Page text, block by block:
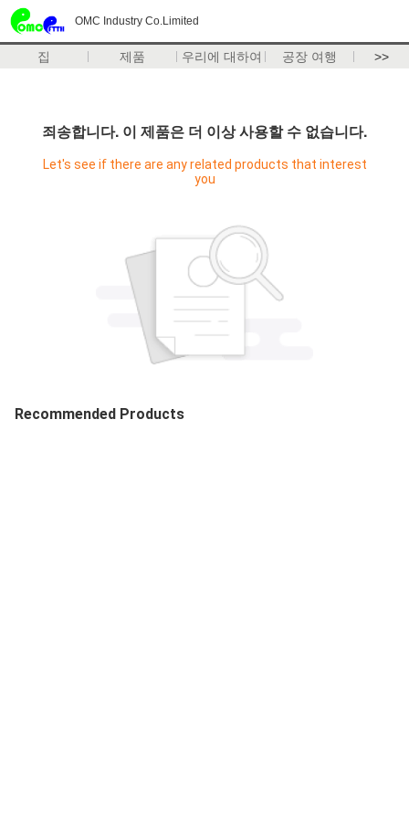
OMC Industry Co.Limited
집 제품 우리에 대하여 공장 여행 >>
죄송합니다. 이 제품은 더 이상 사용할 수 없습니다.
Let's see if there are any related products that interest
you
Recommended Products